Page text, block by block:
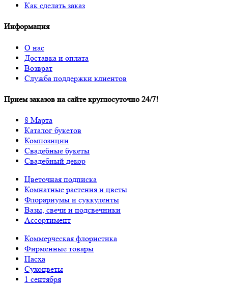
Как сделать заказ
Информация
О нас
Доставка и оплата
Возврат
Служба поддержки клиентов
Прием заказов на сайте круглосуточно 24/7!
8 Марта
Каталог букетов
Композиции
Свадебные букеты
Свадебный декор
Цветочная подписка
Комнатные растения и цветы
Флорариумы и суккуленты
Вазы, свечи и подсвечники
Ассортимент
Коммерческая флористика
Фирменные товары
Пасха
Сухоцветы
1 сентября